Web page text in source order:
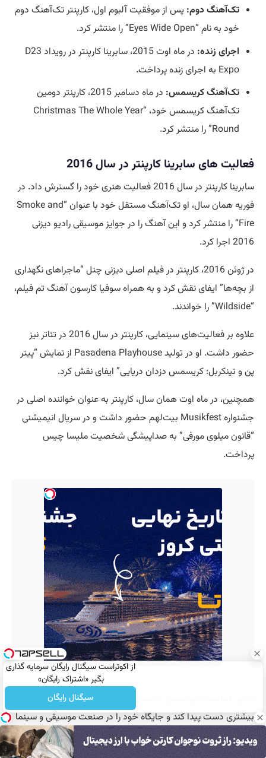
از اکوتراست سیگنال رایگان سرمایه گذاری
بگیر «اشتراک رایگان»
سیگنال رایگان
تک‌آهنگ دوم: پس از موفقیت آلبوم اول، کارپنتر تک‌آهنگ دوم
خود به نام “Eyes Wide Open” را منتشر کرد.
اجرای زنده:
در ماه اوت 2015، سابرینا کارپنتر در رویداد D23
Expo به اجرای زنده پرداخت.
تک‌آهنگ کریسمس:
در ماه دسامبر 2015، کارپنتر دومین
تک‌آهنگ کریسمس خود، “Christmas The Whole Year
Round” را منتشر کرد.
فعالیت های سابرینا کارپنتر در سال 2016
سابرینا کارپنتر در سال 2016 فعالیت هنری خود را گسترش داد. در
فوریه همان سال، او تک‌آهنگ مستقل خود با عنوان “Smoke and
Fire” را منتشر کرد و این آهنگ را در جوایز موسیقی رادیو دیزنی
2016 اجرا کرد.
در ژوئن 2016، کارپنتر در فیلم اصلی دیزنی چنل “ماجراهای نگهداری
از بچه‌ها” ایفای نقش کرد و به همراه سوفیا کارسون آهنگ تم فیلم،
“Wildside” را خواندند.
علاوه بر فعالیت‌های سینمایی، کارپنتر در سال 2016 در تئاتر نیز
حضور داشت. او در تولید Pasadena Playhouse از نمایش “پیتر
پن و تینکربل: کریسمس دزدان دریایی” ایفای نقش کرد.
همچنین، در ماه اوت همان سال، کارپنتر به عنوان خواننده اصلی در
جشنواره Musikfest بیت‌لهم حضور داشت و در سریال انیمیشنی
“قانون میلوی مورفی” به صداپیشگی شخصیت ملیسا چیس
پرداخت.
با این فعالیت‌های متنوع، کارپنتر توانست در سال 2016 به شهرت
بیشتری دست پیدا کند و جایگاه خود را در صنعت موسیقی و سینما
تثبیت کند.